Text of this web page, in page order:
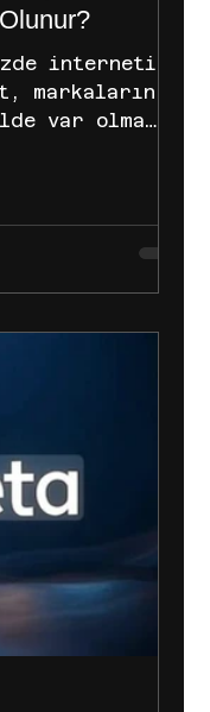
internetin
markaların
var olma
görselleri
gizli